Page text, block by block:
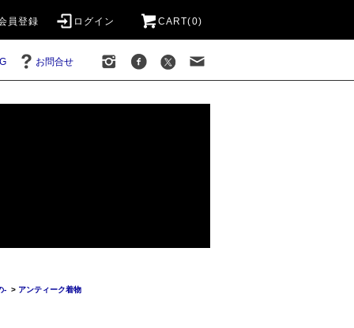
員登録 ログイン CART(0)
お問合せ
- > アンティーク着物